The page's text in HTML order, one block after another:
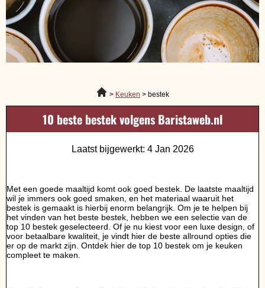
Keuken bestek
10 beste bestek volgens Baristaweb.nl
Laatst bijgewerkt: 4 Jan 2026
Met een goede maaltijd komt ook goed bestek. De laatste maaltijd
wil je immers ook goed smaken, en het materiaal waaruit het
bestek is gemaakt is hierbij enorm belangrijk. Om je te helpen bij
het vinden van het beste bestek, hebben we een selectie van de
top 10 bestek geselecteerd. Of je nu kiest voor een luxe design, of
voor betaalbare kwaliteit, je vindt hier de beste allround opties die
er op de markt zijn. Ontdek hier de top 10 bestek om je keuken
compleet te maken.